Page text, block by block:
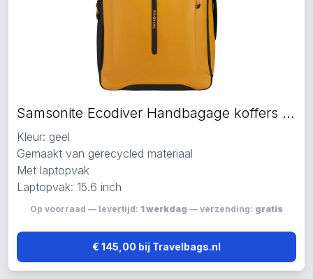
Samsonite Ecodiver Handbagage koffers geel
Kleur: geel
Gemaakt van gerecycled materiaal
Met laptopvak
Laptopvak: 15.6 inch
Op voorraad — levertijd: 1 werkdag — verzending: gratis
€ 145,00 bij Travelbags.nl